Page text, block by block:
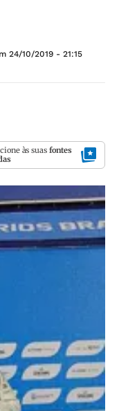
24/10/2019 - 21:15
às suas fontes